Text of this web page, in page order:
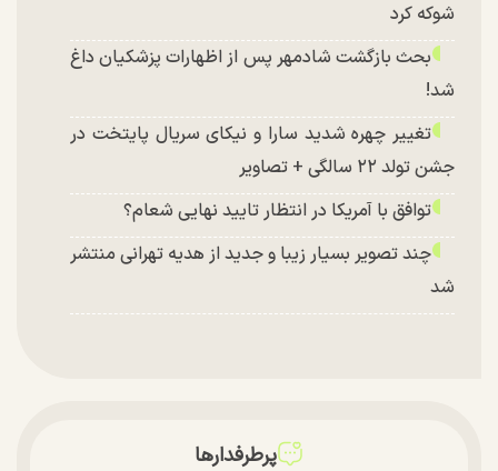
شوکه کرد
بحث بازگشت شادمهر پس از اظهارات پزشکیان داغ
شد!
تغییر چهره شدید سارا و نیکای سریال پایتخت در
جشن تولد ۲۲ سالگی + تصاویر
توافق با آمریکا در انتظار تایید نهایی شعام؟
چند تصویر بسیار زیبا و جدید از هدیه تهرانی منتشر
شد
پرطرفدارها